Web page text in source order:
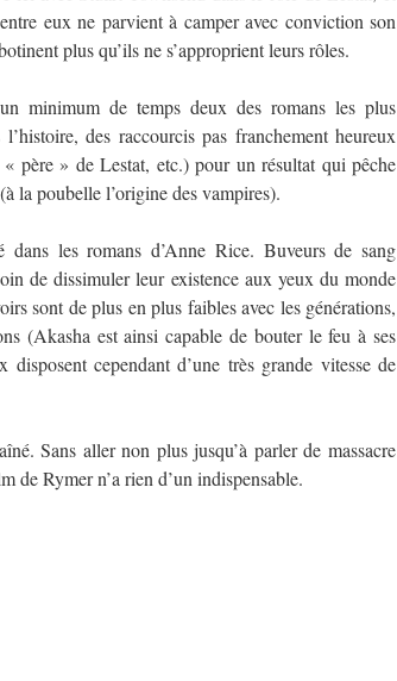
eux ne parvient à camper avec conviction son
plus qu’ils ne s’approprient leurs rôles.
minimum de temps deux des romans les plus
des raccourcis pas franchement heureux
père » de Lestat, etc.) pour un résultat qui pêche
la poubelle l’origine des vampires).
les romans d’Anne Rice. Buveurs de sang
de dissimuler leur existence aux yeux du monde
sont de plus en plus faibles avec les générations,
(Akasha est ainsi capable de bouter le feu à ses
cependant d’une très grande vitesse de
Sans aller non plus jusqu’à parler de massacre
de Rymer n’a rien d’un indispensable.